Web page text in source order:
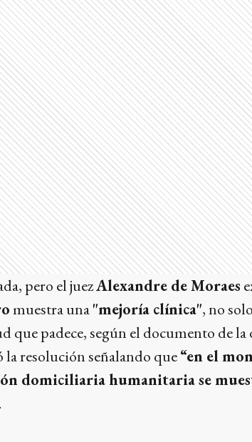
pero el juezAlexandre de Moraes
muestra una"mejoría clínica", no
que padece, según el documento de
resolución señalando que“en el
domiciliaria humanitaria se
.